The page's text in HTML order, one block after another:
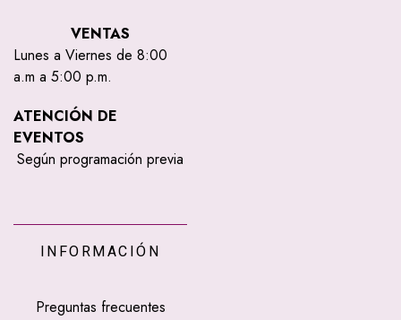
VENTAS
Lunes a Viernes de 8:00
a.m a 5:00 p.m.
ATENCIÓN DE
EVENTOS
Según programación previa
INFORMACIÓN
Preguntas frecuentes